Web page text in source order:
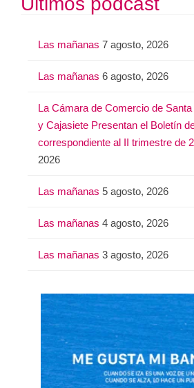
Las mañanas 7 agosto, 2026
Las mañanas 6 agosto, 2026
La Cámara de Comercio de
y Cajasiete Presentan el Boletín
correspondiente al II trimestre de
2026
Las mañanas 5 agosto, 2026
Las mañanas 4 agosto, 2026
Las mañanas 3 agosto, 2026